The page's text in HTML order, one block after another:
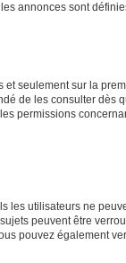
annonces sont
seulement sur la
de les consulter dès
permissions
les utilisateurs ne
peuvent être
pouvez également